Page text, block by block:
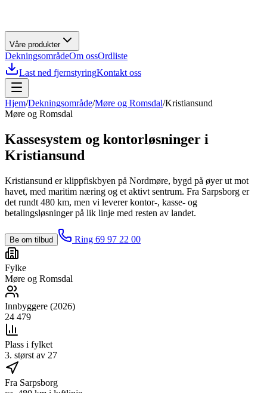
Våre produkter
DekningsområdeOm ossOrdliste
Last ned fjernstyringKontakt oss
Hjem/Dekningsområde/Møre og Romsdal/Kristiansund
Møre og Romsdal
Kassesystem og kontorløsninger i
Kristiansund
Kristiansund er klippfiskbyen på Nordmøre, bygd på øyer ut mot
havet, med maritim næring og et aktivt sentrum. Fra Sarpsborg er
det rundt 480 km, men vi leverer kontor-, kasse- og
betalingsløsninger på lik linje med resten av landet.
Be om tilbud Ring 69 97 22 00
Fylke
Møre og Romsdal
Innbyggere (2026)
24 479
Plass i fylket
3. størst av 27
Fra Sarpsborg